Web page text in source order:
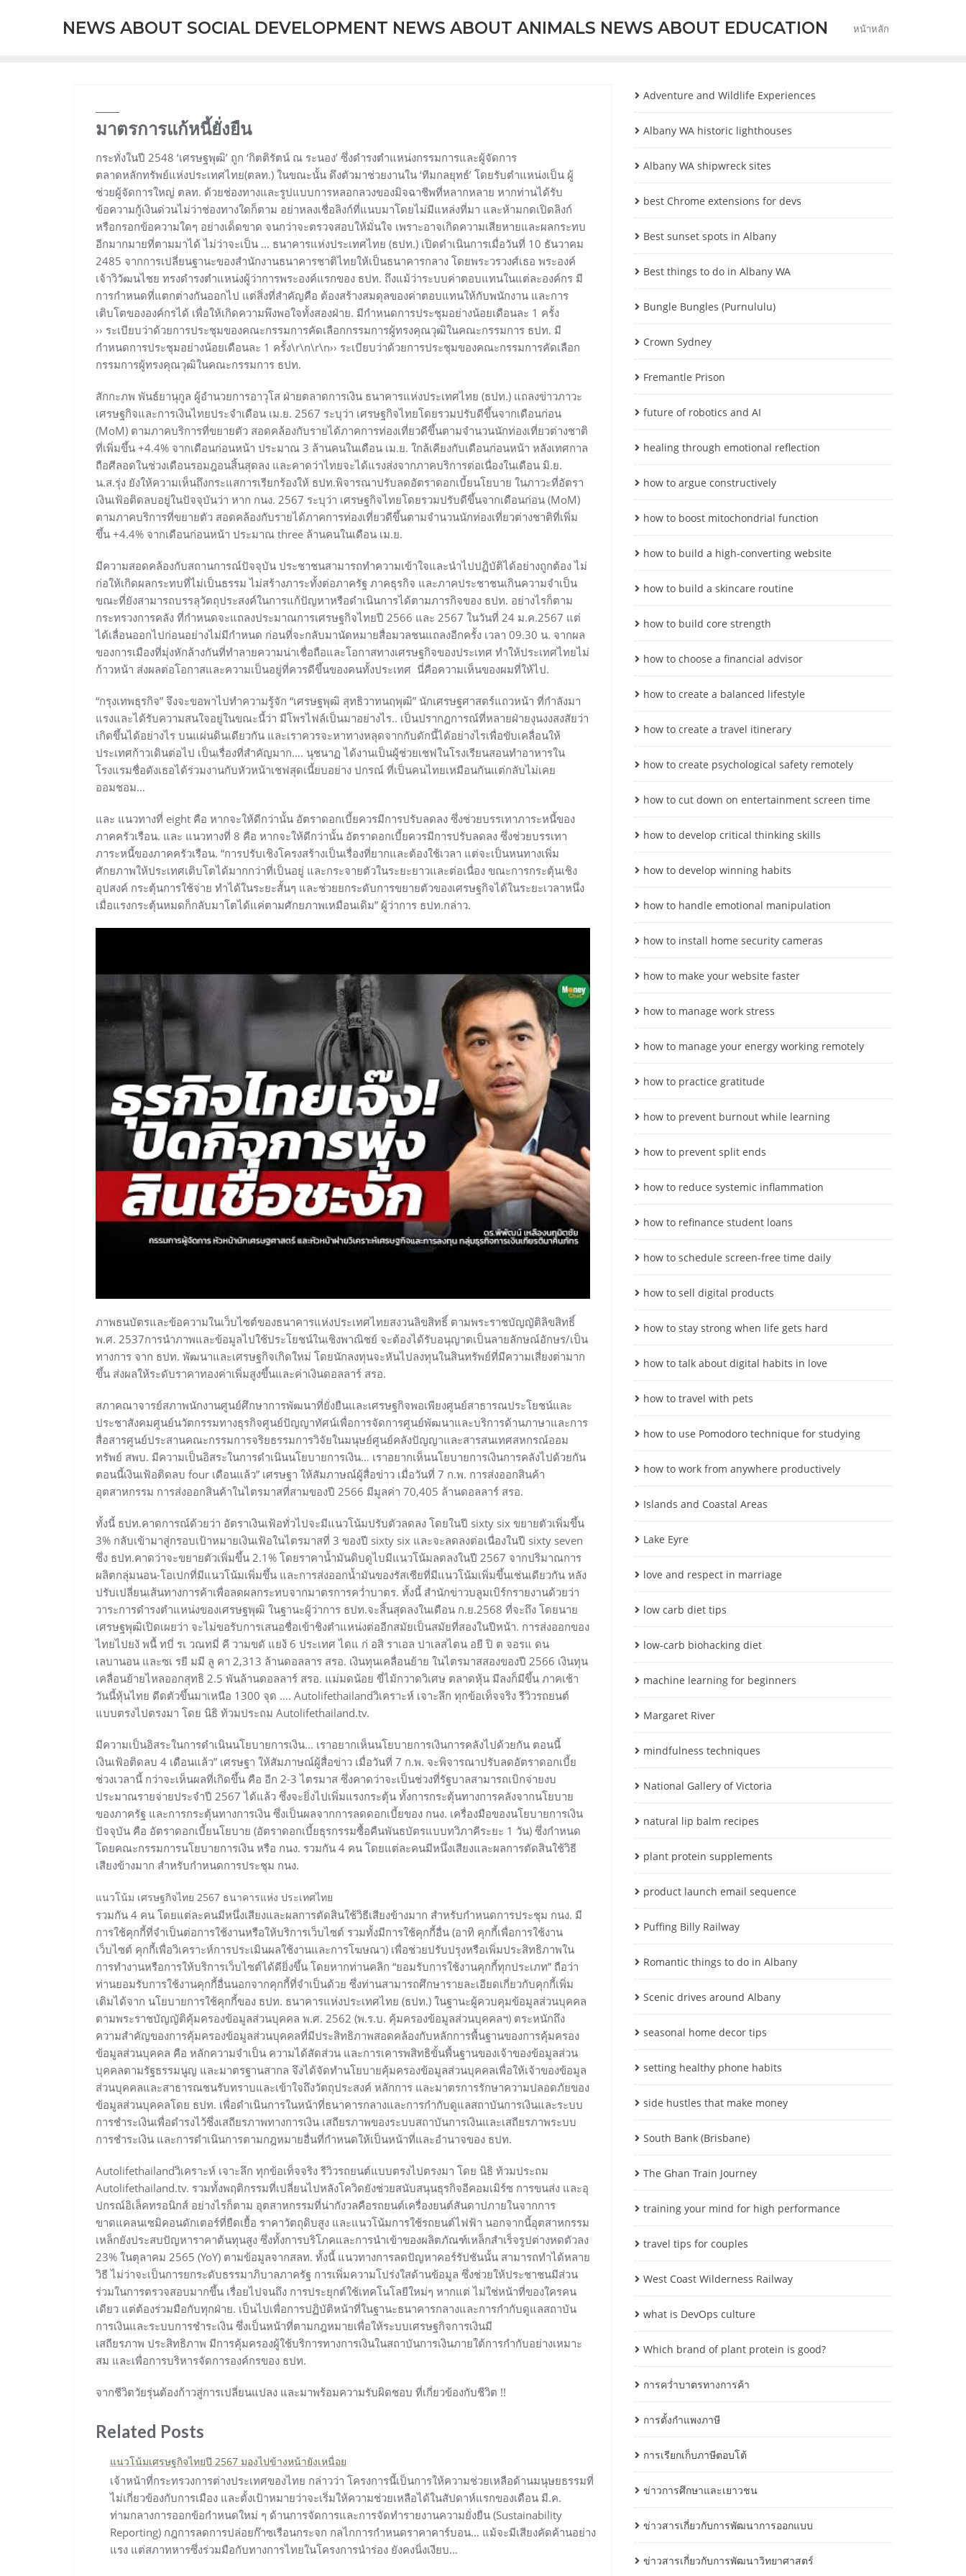
NEWS ABOUT SOCIAL DEVELOPMENT NEWS ABOUT ANIMALS NEWS ABOUT EDUCATION หน้าหลัก
มาตรการแก้หนี้ยั่งยืน
กระทั่งในปี 2548 ‘เศรษฐพุฒิ’ ถูก ‘กิตติรัตน์ ณ ระนอง’ ซึ่งดำรงตำแหน่งกรรมการและผู้จัดการ
ตลาดหลักทรัพย์แห่งประเทศไทย(ตลท.) ในขณะนั้น ดึงตัวมาช่วยงานใน ‘ทีมกลยุทธ์’ โดยรับตำแหน่งเป็น ผู้
ช่วยผู้จัดการใหญ่ ตลท. ด้วยช่องทางและรูปแบบการหลอกลวงของมิจฉาชีพที่หลากหลาย หากท่านได้รับ
ข้อความกู้เงินด่วนไม่ว่าช่องทางใดก็ตาม อย่าหลงเชื่อลิงก์ที่แนบมาโดยไม่มีแหล่งที่มา และห้ามกดเปิดลิงก์
หรือกรอกข้อความใดๆ อย่างเด็ดขาด จนกว่าจะตรวจสอบให้มั่นใจ เพราะอาจเกิดความเสียหายและผลกระทบ
อีกมากมายที่ตามมาได้ ไม่ว่าจะเป็น … ธนาคารแห่งประเทศไทย (ธปท.) เปิดดำเนินการเมื่อวันที่ 10 ธันวาคม
2485 จากการเปลี่ยนฐานะของสำนักงานธนาคารชาติไทยให้เป็นธนาคารกลาง โดยพระวรวงศ์เธอ พระองค์
เจ้าวิวัฒนไชย ทรงดำรงตำแหน่งผู้ว่าการพระองค์แรกของ ธปท. ถึงแม้ว่าระบบค่าตอบแทนในแต่ละองค์กร มี
การกำหนดที่แตกต่างกันออกไป แต่สิ่งที่สำคัญคือ ต้องสร้างสมดุลของค่าตอบแทนให้กับพนักงาน และการ
เติบโตขององค์กรได้ เพื่อให้เกิดความพึงพอใจทั้งสองฝ่าย. มีกำหนดการประชุมอย่างน้อยเดือนละ 1 ครั้ง​
›› ระเบียบว่าด้วยการประชุมของคณะกรรมการคัดเลือกกรรมการผู้ทรงคุณวุฒิในคณะกรรมการ ธปท. มี
กำหนดการประชุมอย่างน้อยเดือนละ 1 ครั้ง​\r\n\r\n›› ระเบียบว่าด้วยการประชุมของคณะกรรมการคัดเลือก
กรรมการผู้ทรงคุณวุฒิในคณะกรรมการ ธปท.
สักกะภพ พันธ์ยานุกูล ผู้อำนวยการอาวุโส ฝ่ายตลาดการเงิน ธนาคารแห่งประเทศไทย (ธปท.) แถลงข่าวภาวะ
เศรษฐกิจและการเงินไทยประจำเดือน เม.ย. 2567 ระบุว่า เศรษฐกิจไทยโดยรวมปรับดีขึ้นจากเดือนก่อน
(MoM) ตามภาคบริการที่ขยายตัว สอดคล้องกับรายได้ภาคการท่องเที่ยวดีขึ้นตามจำนวนนักท่องเที่ยวต่างชาติ
ที่เพิ่มขึ้น +4.4% จากเดือนก่อนหน้า ประมาณ 3 ล้านคนในเดือน เม.ย. ใกล้เคียงกับเดือนก่อนหน้า หลังเทศกาล
ถือศีลอดในช่วงเดือนรอมฎอนสิ้นสุดลง และคาดว่าไทยจะได้แรงส่งจากภาคบริการต่อเนื่องในเดือน มิ.ย.
น.ส.รุ่ง ยังให้ความเห็นถึงกระแสการเรียกร้องให้ ธปท.พิจารณาปรับลดอัตราดอกเบี้ยนโยบาย ในภาวะที่อัตรา
เงินเฟ้อติดลบอยู่ในปัจจุบันว่า หาก กนง. 2567 ระบุว่า เศรษฐกิจไทยโดยรวมปรับดีขึ้นจากเดือนก่อน (MoM)
ตามภาคบริการที่ขยายตัว สอดคล้องกับรายได้ภาคการท่องเที่ยวดีขึ้นตามจำนวนนักท่องเที่ยวต่างชาติที่เพิ่ม
ขึ้น +4.4% จากเดือนก่อนหน้า ประมาณ three ล้านคนในเดือน เม.ย.
มีความสอดคล้องกับสถานการณ์ปัจจุบัน ประชาชนสามารถทำความเข้าใจและนำไปปฏิบัติได้อย่างถูกต้อง ไม่
ก่อให้เกิดผลกระทบที่ไม่เป็นธรรม ไม่สร้างภาระทั้งต่อภาครัฐ ภาคธุรกิจ และภาคประชาชนเกินความจำเป็น
ขณะที่ยังสามารถบรรลุวัตถุประสงค์ในการแก้ปัญหาหรือดำเนินการได้ตามภารกิจของ ธปท. อย่างไรก็ตาม
กระทรวงการคลัง ที่กำหนดจะแถลงประมาณการเศรษฐกิจไทยปี 2566 และ 2567 ในวันที่ 24 ม.ค.2567 แต่
ได้เลื่อนออกไปก่อนอย่างไม่มีกำหนด ก่อนที่จะกลับมานัดหมายสื่อมวลชนแถลงอีกครั้ง เวลา 09.30 น. จากผล
ของการเมืองที่มุ่งหักล้างกันที่ทําลายความน่าเชื่อถือและโอกาสทางเศรษฐกิจของประเทศ ทําให้ประเทศไทยไม่
ก้าวหน้า ส่งผลต่อโอกาสและความเป็นอยู่ที่ควรดีขึ้นของคนทั้งประเทศ นี่คือความเห็นของผมที่ให้ไป.
“กรุงเทพธุรกิจ” จึงจะขอพาไปทำความรู้จัก “เศรษฐพุฒิ สุทธิวาทนฤพุฒิ” นักเศรษฐศาสตร์แถวหน้า ที่กำลังมา
แรงและได้รับความสนใจอยู่ในขณะนี้ว่า มีโพรไฟล์เป็นมาอย่างไร.. เป็นปรากฎการณ์ที่หลายฝ่ายงุนงงสงสัยว่า
เกิดขึ้นได้อย่างไร บนแผ่นดินเดียวกัน และเราควรจะหาทางหลุดจากกับดักนี้ได้อย่างไรเพื่อขับเคลื่อนให้
ประเทศก้าวเดินต่อไป เป็นเรื่องที่สำคัญมาก…. นุชนาฏ ได้งานเป็นผู้ช่วยเชฟในโรงเรียนสอนทําอาหารใน
โรงแรมชื่อดังเธอได้ร่วมงานกับหัวหน้าเชฟสุดเนี้ยบอย่าง ปกรณ์ ที่เป็นคนไทยเหมือนกันแต่กลับไม่เคย
ออมชอม…
และ แนวทางที่ eight คือ หากจะให้ดีกว่านั้น อัตราดอกเบี้ยควรมีการปรับลดลง ซึ่งช่วยบรรเทาภาระหนี้ของ
ภาคครัวเรือน. และ แนวทางที่ 8 คือ หากจะให้ดีกว่านั้น อัตราดอกเบี้ยควรมีการปรับลดลง ซึ่งช่วยบรรเทา
ภาระหนี้ของภาคครัวเรือน. “การปรับเชิงโครงสร้างเป็นเรื่องที่ยากและต้องใช้เวลา แต่จะเป็นหนทางเพิ่ม
ศักยภาพให้ประเทศเติบโตได้มากกว่าที่เป็นอยู่ และกระจายตัวในระยะยาวและต่อเนื่อง ขณะการกระตุ้นเชิง
อุปสงค์ กระตุ้นการใช้จ่าย ทำได้ในระยะสั้นๆ และช่วยยกระดับการขยายตัวของเศรษฐกิจได้ในระยะเวลาหนึ่ง
เมื่อแรงกระตุ้นหมดก็กลับมาโตได้แค่ตามศักยภาพเหมือนเดิม” ผู้ว่าการ ธปท.กล่าว.
ภาพธนบัตรและข้อความในเว็บไซต์ของธนาคารแห่งประเทศไทยสงวนลิขสิทธิ์ ตามพระราชบัญญัติลิขสิทธิ์
พ.ศ. 2537การนำภาพและข้อมูลไปใช้ประโยชน์ในเชิงพาณิชย์ จะต้องได้รับอนุญาตเป็นลายลักษณ์อักษร/เป็น
ทางการ จาก ธปท. พัฒนาและเศรษฐกิจเกิดใหม่ โดยนักลงทุนจะหันไปลงทุนในสินทรัพย์ที่มีความเสี่ยงต่ามาก
ขึ้น ส่งผลให้ระดับราคาทองค่าเพิ่มสูงขึ้นและค่าเงินดอลลาร์ สรอ.
สภาคณาจารย์สภาพนักงานศูนย์ศึกษาการพัฒนาที่ยั่งยืนและเศรษฐกิจพอเพียงศูนย์สาธารณประโยชน์และ
ประชาสังคมศูนย์นวัตกรรมทางธุรกิจศูนย์ปัญญาทัศน์เพื่อการจัดการศูนย์พัฒนาและบริการด้านภาษาและการ
สื่อสารศูนย์ประสานคณะกรรมการจริยธรรมการวิจัยในมนุษย์ศูนย์คลังปัญญาและสารสนเทศสหกรณ์ออม
ทรัพย์ สพบ. มีความเป็นอิสระในการดำเนินนโยบายการเงิน… เราอยากเห็นนโยบายการเงินการคลังไปด้วยกัน
ตอนนี้เงินเฟ้อติดลบ four เดือนแล้ว” เศรษฐา ให้สัมภาษณ์ผู้สื่อข่าว เมื่อวันที่ 7 ก.พ. การส่งออกสินค้า
อุตสาหกรรม การส่งออกสินค้าในไตรมาสที่สามของปี 2566 มีมูลค่า 70,405 ล้านดอลลาร์ สรอ.
ทั้งนี้ ธปท.คาดการณ์ด้วยว่า อัตราเงินเฟ้อทั่วไปจะมีแนวโน้มปรับตัวลดลง โดยในปี sixty six ขยายตัวเพิ่มขึ้น
3% กลับเข้ามาสู่กรอบเป้าหมายเงินเฟ้อในไตรมาสที่ 3 ของปี sixty six และจะลดลงต่อเนื่องในปี sixty seven
ซึ่ง ธปท.คาดว่าจะขยายตัวเพิ่มขึ้น 2.1% โดยราคาน้ำมันดิบดูไบมีแนวโน้มลดลงในปี 2567 จากปริมาณการ
ผลิตกลุ่มนอน-โอเปกที่มีแนวโน้มเพิ่มขึ้น และการส่งออกน้ำมันของรัสเซียที่มีแนวโน้มเพิ่มขึ้นเช่นเดียวกัน หลัง
ปรับเปลี่ยนเส้นทางการค้าเพื่อลดผลกระทบจากมาตรการคว่ำบาตร. ทั้งนี้ สำนักข่าวบลูมเบิร์กรายงานด้วยว่า
วาระการดำรงตำแหน่งของเศรษฐพุฒิ ในฐานะผู้ว่าการ ธปท.จะสิ้นสุดลงในเดือน ก.ย.2568 ที่จะถึง โดยนาย
เศรษฐพุฒิเปิดเผยว่า จะไม่ขอรับการเสนอชื่อเข้าชิงตำแหน่งต่ออีกสมัยเป็นสมัยที่สองในปีหน้า. การส่งออกของ
ไทยไปยงั พนื้ ทบี่ รเ วณทมี่ คี วามขดั แยง้ 6 ประเทศ ไดแ ก่ อสิ ราเอล ปาเลสไตน อยี ปิ ต จอรแ ดน
เลบานอน และซเ รยี มมี ลู คา 2,313 ล้านดอลลาร สรอ. เงินทุนเคลื่อนย้าย ในไตรมาสสองของปี 2566 เงินทุน
เคลื่อนย้ายไหลออกสุทธิ 2.5 พันล้านดอลลาร์ สรอ. แม่มดน้อย ขี่ไม้กวาดวิเศษ ตลาดหุ้น มีลงก็มีขึ้น ภาคเช้า
วันนี้หุ้นไทย ดีดตัวขึ้นมาเหนือ 1300 จุด …. Autolifethailandวิเคราะห์ เจาะลึก ทุกข้อเท็จจริง รีวิวรถยนต์
แบบตรงไปตรงมา โดย นิธิ ท้วมประถม Autolifethailand.tv.
มีความเป็นอิสระในการดำเนินนโยบายการเงิน… เราอยากเห็นนโยบายการเงินการคลังไปด้วยกัน ตอนนี้
เงินเฟ้อติดลบ 4 เดือนแล้ว” เศรษฐา ให้สัมภาษณ์ผู้สื่อข่าว เมื่อวันที่ 7 ก.พ. จะพิจารณาปรับลดอัตราดอกเบี้ย
ช่วงเวลานี้ กว่าจะเห็นผลที่เกิดขึ้น คือ อีก 2-3 ไตรมาส ซึ่งคาดว่าจะเป็นช่วงที่รัฐบาลสามารถเบิกจ่ายงบ
ประมาณรายจ่ายประจำปี 2567 ได้แล้ว ซึ่งจะยิ่งไปเพิ่มแรงกระตุ้น ทั้งการกระตุ้นทางการคลังจากนโยบาย
ของภาครัฐ และการกระตุ้นทางการเงิน ซึ่งเป็นผลจากการลดดอกเบี้ยของ กนง. เครื่องมือของนโยบายการเงิน
ปัจจุบัน คือ อัตราดอกเบี้ยนโยบาย (อัตราดอกเบี้ยธุรกรรมซื้อคืนพันธบัตรแบบทวิภาคีระยะ 1 วัน) ซึ่งกำหนด
โดยคณะกรรมการนโยบายการเงิน หรือ กนง. รวมกัน 4 คน โดยแต่ละคนมีหนึ่งเสียงและผลการตัดสินใช้วิธี
เสียงข้างมาก สำหรับกำหนดการประชุม กนง.
แนวโน้ม เศรษฐกิจไทย 2567 ธนาคารแห่ง ประเทศไทย
รวมกัน 4 คน โดยแต่ละคนมีหนึ่งเสียงและผลการตัดสินใช้วิธีเสียงข้างมาก สำหรับกำหนดการประชุม กนง. มี
การใช้คุกกี้ที่จำเป็นต่อการใช้งานหรือให้บริการเว็บไซต์ รวมทั้งมีการใช้คุกกี้อื่น (อาทิ คุกกี้เพื่อการใช้งาน
เว็บไซต์ คุกกี้เพื่อวิเคราะห์การประเมินผลใช้งานและการโฆษณา) เพื่อช่วยปรับปรุงหรือเพิ่มประสิทธิภาพใน
การทำงานหรือการให้บริการเว็บไซต์ได้ดียิ่งขึ้น โดยหากท่านคลิก “ยอมรับการใช้งานคุกกี้ทุกประเภท” ถือว่า
ท่านยอมรับการใช้งานคุกกี้อื่นนอกจากคุกกี้ที่จำเป็นด้วย ซึ่งท่านสามารถศึกษารายละเอียดเกี่ยวกับคุกกี้เพิ่ม
เติมได้จาก นโยบายการใช้คุกกี้ของ ธปท. ธนาคารแห่งประเทศไทย (ธปท.) ในฐานะผู้ควบคุมข้อมูลส่วนบุคคล
ตามพระราชบัญญัติคุ้มครองข้อมูลส่วนบุคคล พ.ศ. 2562 (พ.ร.บ. คุ้มครองข้อมูลส่วนบุคคลฯ) ตระหนักถึง
ความสำคัญของการคุ้มครองข้อมูลส่วนบุคคลที่มีประสิทธิภาพสอดคล้องกับหลักการพื้นฐานของการคุ้มครอง
ข้อมูลส่วนบุคคล คือ หลักความจำเป็น ความได้สัดส่วน และการเคารพสิทธิขั้นพื้นฐานของเจ้าของข้อมูลส่วน
บุคคลตามรัฐธรรมนูญ และมาตรฐานสากล จึงได้จัดทำนโยบายคุ้มครองข้อมูลส่วนบุคคลเพื่อให้เจ้าของข้อมูล
ส่วนบุคคลและสาธารณชนรับทราบและเข้าใจถึงวัตถุประสงค์ หลักการ และมาตรการรักษาความปลอดภัยของ
ข้อมูลส่วนบุคคลโดย ธปท. เพื่อดำเนินการในหน้าที่ธนาคารกลางและการกำกับดูแลสถาบันการเงินและระบบ
การชำระเงินเพื่อดำรงไว้ซึ่งเสถียรภาพทางการเงิน เสถียรภาพของระบบสถาบันการเงินและเสถียรภาพระบบ
การชำระเงิน และการดำเนินการตามกฎหมายอื่นที่กำหนดให้เป็นหน้าที่และอำนาจของ ธปท.
Autolifethailandวิเคราะห์ เจาะลึก ทุกข้อเท็จจริง รีวิวรถยนต์แบบตรงไปตรงมา โดย นิธิ ท้วมประถม
Autolifethailand.tv. รวมทั้งพฤติกรรมที่เปลี่ยนไปหลังโควิดยังช่วยสนับสนุนธุรกิจอีคอมเมิร์ซ การขนส่ง และอุ
ปกรณ์อิเล็คทรอนิกส์ อย่างไรก็ตาม อุตสาหกรรมที่น่ากังวลคือรถยนต์เครื่องยนต์สันดาปภายในจากการ
ขาดแคลนเซมิคอนดักเตอร์ที่ยืดเยื้อ ราคาวัตถุดิบสูง และแนวโน้มการใช้รถยนต์ไฟฟ้า นอกจากนี้อุตสาหกรรม
เหล็กยังประสบปัญหาราคาต้นทุนสูง ซึ่งทั้งการบริโภคและการนำเข้าของผลิตภัณฑ์เหล็กสำเร็จรูปต่างหดตัวลง
23% ในตุลาคม 2565 (YoY) ตามข้อมูลจากสลท. ทั้งนี้ แนวทางการลดปัญหาคอร์รัปชันนั้น สามารถทำได้หลาย
วิธี ไม่ว่าจะเป็นการยกระดับธรรมาภิบาลภาครัฐ การเพิ่มความโปร่งใสด้านข้อมูล ซึ่งช่วยให้ประชาชนมีส่วน
ร่วมในการตรวจสอบมากขึ้น เรื่อยไปจนถึง การประยุกต์ใช้เทคโนโลยีใหม่ๆ หากแต่ ไม่ใช่หน้าที่ของใครคน
เดียว แต่ต้องร่วมมือกับทุกฝ่าย. เป็นไปเพื่อการปฏิบัติหน้าที่ในฐานะธนาคารกลางและการกำกับดูแลสถาบัน
การเงินและระบบการชำระเงิน ซึ่งเป็นหน้าที่ตามกฎหมายเพื่อให้ระบบเศรษฐกิจการเงินมี
เสถียรภาพ ประสิทธิภาพ มีการคุ้มครองผู้ใช้บริการทางการเงินในสถาบันการเงินภายใต้การกำกับอย่างเหมาะ
สม และเพื่อการบริหารจัดการองค์กรของ ธปท.
จากชีวิตวัยรุ่นต้องก้าวสู่การเปลี่ยนแปลง และมาพร้อมความรับผิดชอบ ที่เกี่ยวข้องกับชีวิต !!
Related Posts
แนวโน้มเศรษฐกิจไทยปี 2567 มองไปข้างหน้ายังเหนื่อย
เจ้าหน้าที่กระทรวงการต่างประเทศของไทย กล่าวว่า โครงการนี้เป็นการให้ความช่วยเหลือด้านมนุษยธรรมที่
ไม่เกี่ยวข้องกับการเมือง และตั้งเป้าหมายว่าจะเริ่มให้ความช่วยเหลือได้ในสัปดาห์แรกของเดือน มี.ค.
ท่ามกลางการออกข้อกำหนดใหม่ ๆ ด้านการจัดการและการจัดทำรายงานความยั่งยืน (Sustainability
Reporting) กฎการลดการปล่อยก๊าซเรือนกระจก กลไกการกำหนดราคาคาร์บอน... แม้จะมีเสียงคัดค้านอย่าง
แรง แต่สภาทหารซึ่งร่วมมือกับทางการไทยในโครงการนำร่อง ยังคงนิ่งเงียบ…
Adventure and Wildlife Experiences
Albany WA historic lighthouses
Albany WA shipwreck sites
best Chrome extensions for devs
Best sunset spots in Albany
Best things to do in Albany WA
Bungle Bungles (Purnululu)
Crown Sydney
Fremantle Prison
future of robotics and AI
healing through emotional reflection
how to argue constructively
how to boost mitochondrial function
how to build a high-converting website
how to build a skincare routine
how to build core strength
how to choose a financial advisor
how to create a balanced lifestyle
how to create a travel itinerary
how to create psychological safety remotely
how to cut down on entertainment screen time
how to develop critical thinking skills
how to develop winning habits
how to handle emotional manipulation
how to install home security cameras
how to make your website faster
how to manage work stress
how to manage your energy working remotely
how to practice gratitude
how to prevent burnout while learning
how to prevent split ends
how to reduce systemic inflammation
how to refinance student loans
how to schedule screen-free time daily
how to sell digital products
how to stay strong when life gets hard
how to talk about digital habits in love
how to travel with pets
how to use Pomodoro technique for studying
how to work from anywhere productively
Islands and Coastal Areas
Lake Eyre
love and respect in marriage
low carb diet tips
low-carb biohacking diet
machine learning for beginners
Margaret River
mindfulness techniques
National Gallery of Victoria
natural lip balm recipes
plant protein supplements
product launch email sequence
Puffing Billy Railway
Romantic things to do in Albany
Scenic drives around Albany
seasonal home decor tips
setting healthy phone habits
side hustles that make money
South Bank (Brisbane)
The Ghan Train Journey
training your mind for high performance
travel tips for couples
West Coast Wilderness Railway
what is DevOps culture
Which brand of plant protein is good?
การคว่ำบาตรทางการค้า
การตั้งกำแพงภาษี
การเรียกเก็บภาษีตอบโต้
ข่าวการศึกษาและเยาวชน
ข่าวสารเกี่ยวกับการพัฒนาการออกแบบ
ข่าวสารเกี่ยวกับการพัฒนาวิทยาศาสตร์